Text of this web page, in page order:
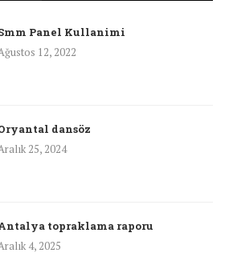
Panel Kullanimi
12, 2022
dansöz
25, 2024
topraklama raporu
4, 2025